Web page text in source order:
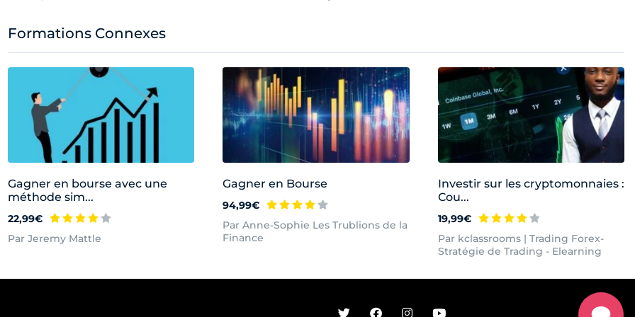
Formations Connexes
Gagner en bourse avec une
méthode sim...
22,99€
Par Jeremy Mattle
Gagner en Bourse
94,99€
Par Anne-Sophie Les Trublions de la
Finance
Investir sur les cryptomonnaies :
Cou...
19,99€
Par kclassrooms | Trading Forex-
Stratégie de Trading - Elearning